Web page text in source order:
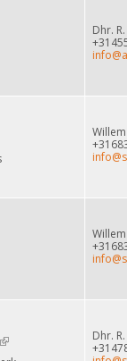
Dhr.
is external)
is external)
(link is external)
Dhr.